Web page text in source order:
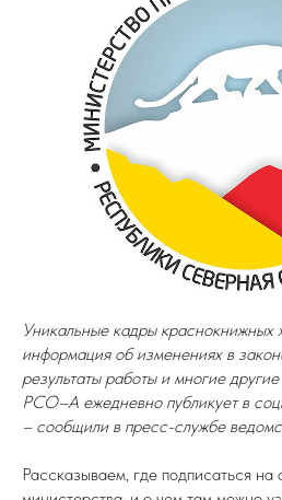
Уникальные кадры краснокнижных
информация об изменениях в
результаты работы и многие
РСО–А ежедневно публикует в
– сообщили в пресс-службе
Рассказываем, где подписаться